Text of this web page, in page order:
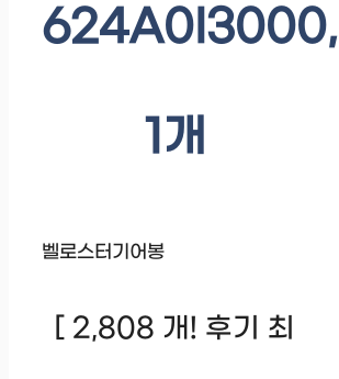
624A0I3000,
1개
벨로스터기어봉
[ 2,808 개! 후기 최